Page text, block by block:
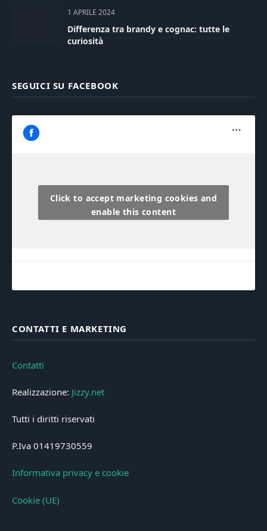
1 APRILE 2024
Differenza tra brandy e cognac: tutte le
curiosità
SEGUICI SU FACEBOOK
Click to accept marketing cookies and
enable this content
CONTATTI E MARKETING
Contatti
Realizzazione: Jizzy.net
Tutti i diritti riservati
P.Iva 01419730559
Informativa privacy e cookie
Cookie (UE)